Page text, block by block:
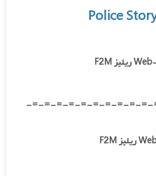
-=-=-=-=-=-=-=-=-=-